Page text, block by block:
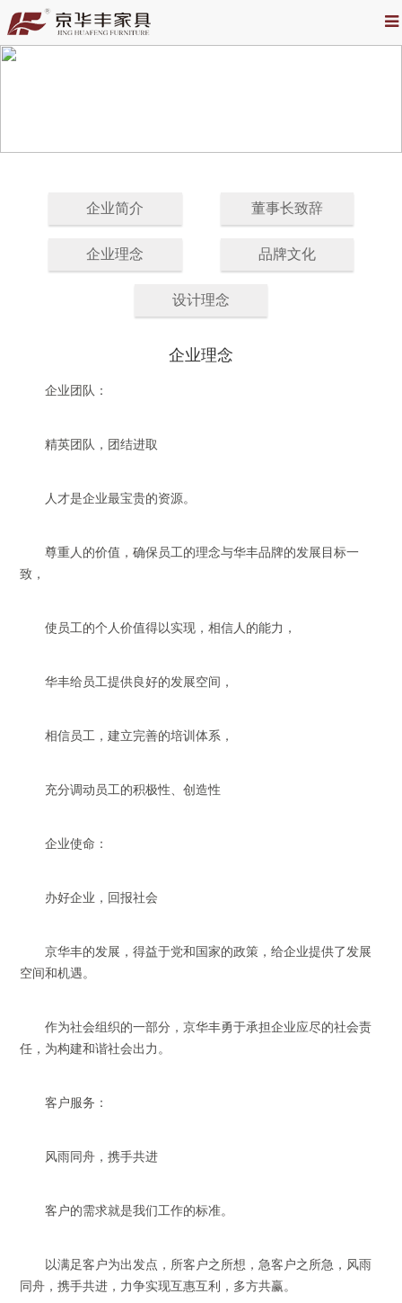
企业简介 董事长致辞
企业理念 品牌文化
设计理念
企业理念
企业团队：
精英团队，团结进取
人才是企业最宝贵的资源。
尊重人的价值，确保员工的理念与华丰品牌的发展目标一
致，
使员工的个人价值得以实现，相信人的能力，
华丰给员工提供良好的发展空间，
相信员工，建立完善的培训体系，
充分调动员工的积极性、创造性
企业使命：
办好企业，回报社会
京华丰的发展，得益于党和国家的政策，给企业提供了发展
空间和机遇。
作为社会组织的一部分，京华丰勇于承担企业应尽的社会责
任，为构建和谐社会出力。
客户服务：
风雨同舟，携手共进
客户的需求就是我们工作的标准。
以满足客户为出发点，所客户之所想，急客户之所急，风雨
同舟，携手共进，力争实现互惠互利，多方共赢。